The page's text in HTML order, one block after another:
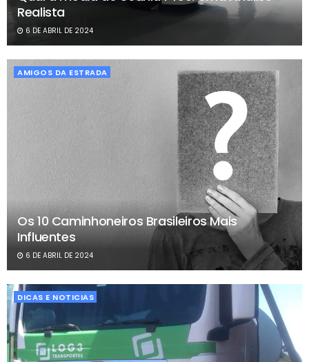
Realista
6 DE ABRIL DE 2024
AMIGOS DA ESTRADA
Os 10 Caminhoneiros Brasileiros Mais
Influentes
6 DE ABRIL DE 2024
DICAS E NOTICIAS